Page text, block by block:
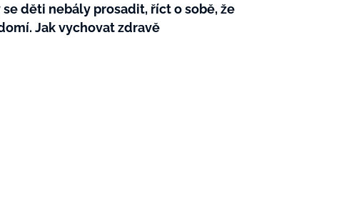
děti nebály prosadit, říct o sobě, že
Jak vychovat zdravě